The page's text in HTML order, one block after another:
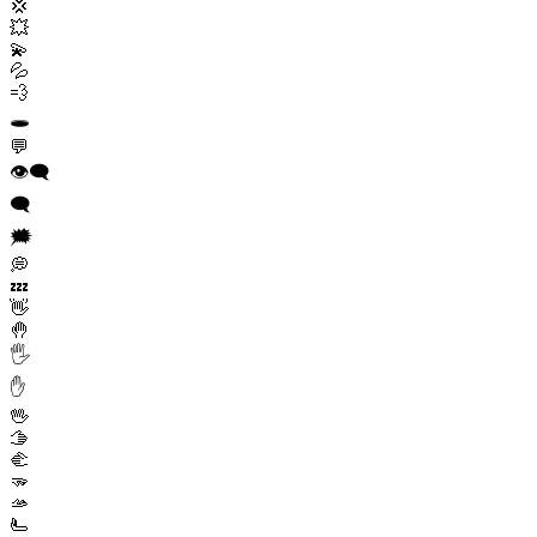
💢
💥
💫
💦
💨
🕳️
💬
👁️‍🗨️
🗨️
🗯️
💭
💤
👋
🤚
🖐️
✋
🖖
🫱
🫲
🫳
🫴
🫷